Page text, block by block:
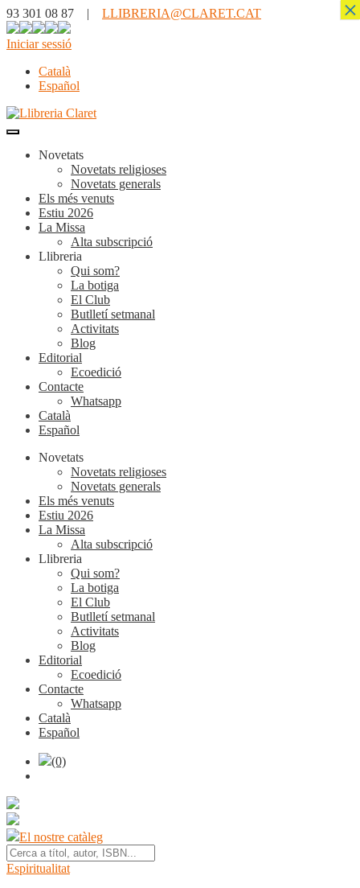
93 301 08 87 | LLIBRERIA@CLARET.CAT
Iniciar sessió
Català
Español
Novetats
Novetats religioses
Novetats generals
Els més venuts
Estiu 2026
La Missa
Alta subscripció
Llibreria
Qui som?
La botiga
El Club
Butlletí setmanal
Activitats
Blog
Editorial
Ecoedició
Contacte
Whatsapp
Català
Español
Novetats
Novetats religioses
Novetats generals
Els més venuts
Estiu 2026
La Missa
Alta subscripció
Llibreria
Qui som?
La botiga
El Club
Butlletí setmanal
Activitats
Blog
Editorial
Ecoedició
Contacte
Whatsapp
Català
Español
(0)
El nostre catàleg
Espiritualitat
×